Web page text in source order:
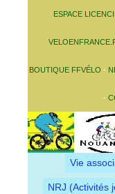
ESPACE
BOUTIQUE FFVÉLO -
-
Vie
NRJ (Activités